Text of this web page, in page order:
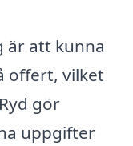
är att kunna
offert, vilket
gör
uppgifter